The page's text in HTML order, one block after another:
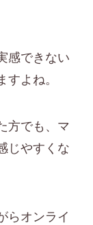
感できない
よね。
方でも、マ
じやすくな
らオンライ